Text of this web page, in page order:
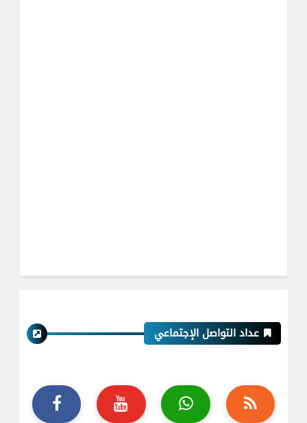
عداد التواصل الإجتماعي